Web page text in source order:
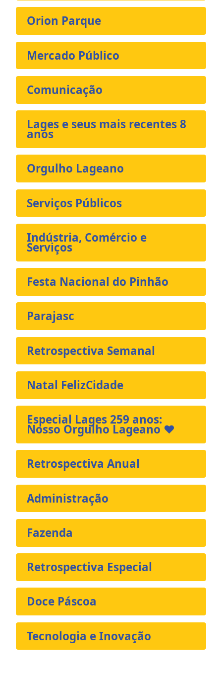
Orion Parque
Mercado Público
Comunicação
Lages e seus mais recentes 8
anos
Orgulho Lageano
Serviços Públicos
Indústria, Comércio e
Serviços
Festa Nacional do Pinhão
Parajasc
Retrospectiva Semanal
Natal FelizCidade
Especial Lages 259 anos:
Nosso Orgulho Lageano ❤️
Retrospectiva Anual
Administração
Fazenda
Retrospectiva Especial
Doce Páscoa
Tecnologia e Inovação